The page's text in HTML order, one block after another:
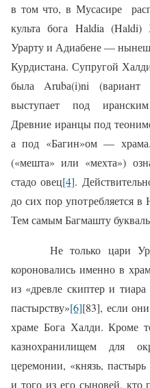
в том что, в Мусасире
культа бога Haldia
Урарту и Адиабене —
Курдистана. Супругой
была Arubа(i)ni
выступает под
Древние иранцы под
а под «Багин»ом —
(«мешта» или «мехта»)
стадо овец[4].
до сих пор употребляется
Тем самым Багмашту
Не только цари
короновались именно в
из «древле скиптер и
пастырству»[6][83], если
храме Бога Халди. Кроме
казнохранилищем для
церемонии, «князь,
и того из его сыновей, кто